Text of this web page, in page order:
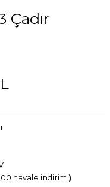
Çadır
havale indirimi)